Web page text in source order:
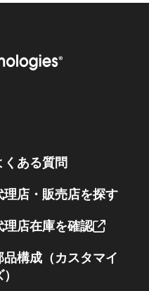
くある質問
理店・販売店を探す
理店在庫を確認
品構成（カスタマイ